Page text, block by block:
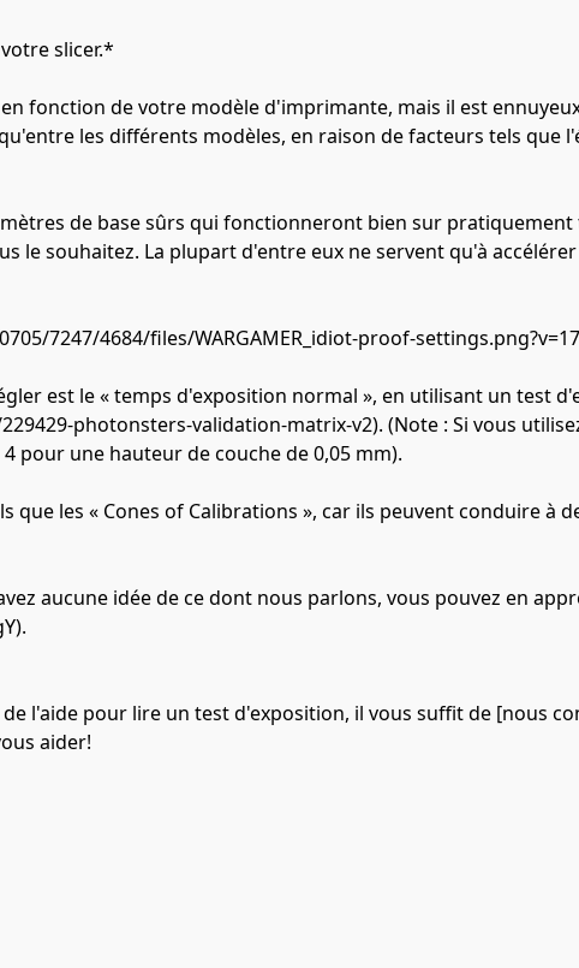
slicer.*
fonction de votre modèle d'imprimante, mais il est
les différents modèles, en raison de facteurs tels que
de base sûrs qui fonctionneront bien sur
le souhaitez. La plupart d'entre eux ne servent qu'à
7247/4684/files/WARGAMER_idiot-proof-
est le « temps d'exposition normal », en utilisant un test
photonsters-validation-matrix-v2). (Note : Si vous
pour une hauteur de couche de 0,05 mm).
les « Cones of Calibrations », car ils peuvent conduire à
aucune idée de ce dont nous parlons, vous pouvez en
l'aide pour lire un test d'exposition, il vous suffit de [nous
aider!